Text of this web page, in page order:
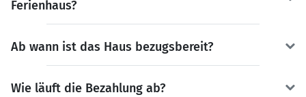
Ferienhaus?
Ab wann ist das Haus bezugsbereit?
Wie läuft die Bezahlung ab?